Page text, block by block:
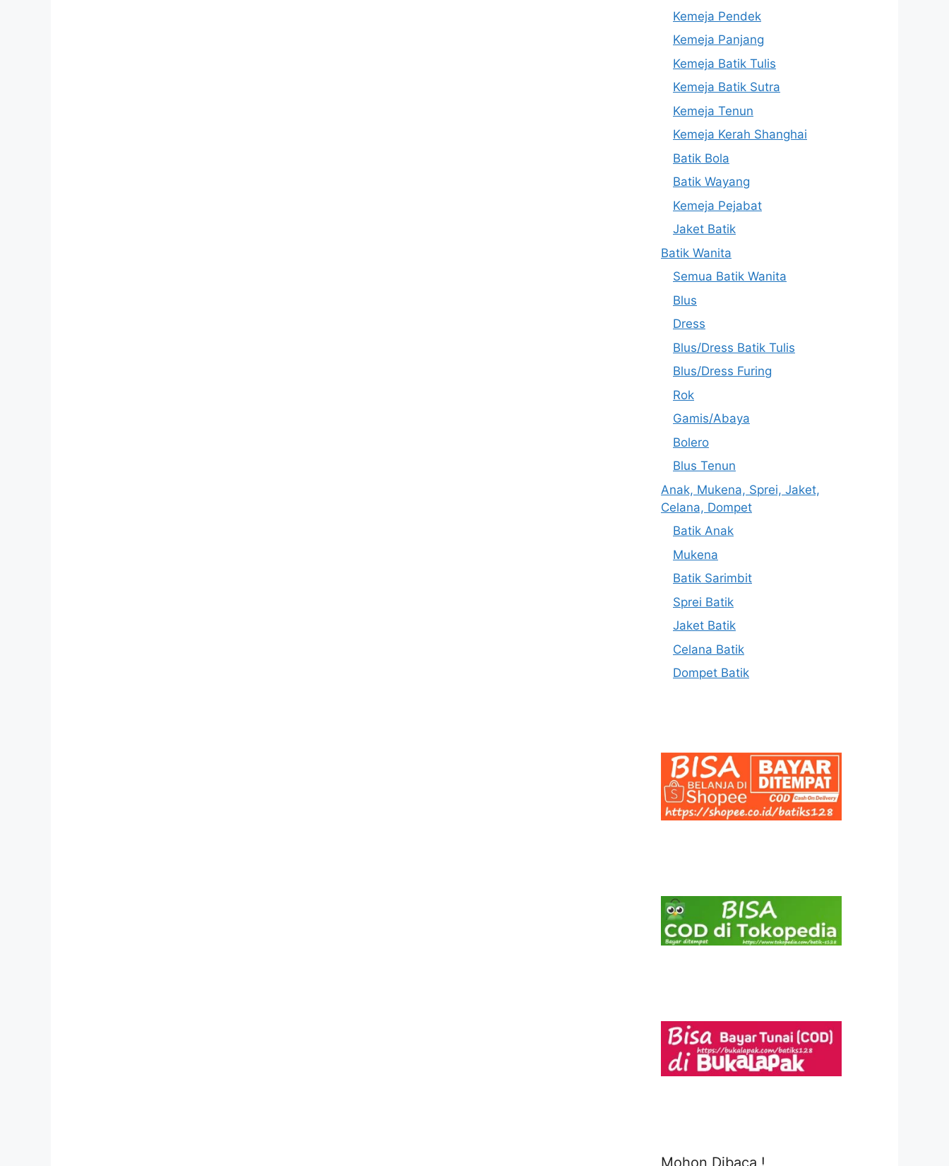
Kemeja Pendek
Kemeja Panjang
Kemeja Batik Tulis
Kemeja Batik Sutra
Kemeja Tenun
Kemeja Kerah Shanghai
Batik Bola
Batik Wayang
Kemeja Pejabat
Jaket Batik
Batik Wanita
Semua Batik Wanita
Blus
Dress
Blus/Dress Batik Tulis
Blus/Dress Furing
Rok
Gamis/Abaya
Bolero
Blus Tenun
Anak, Mukena, Sprei, Jaket,
Celana, Dompet
Batik Anak
Mukena
Batik Sarimbit
Sprei Batik
Jaket Batik
Celana Batik
Dompet Batik
Mohon Dibaca !